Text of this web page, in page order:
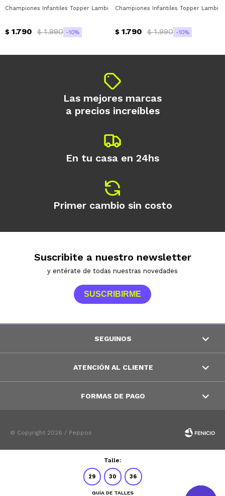
Talle:
29 30 36
GUÍA DE TALLES
Championes Infantiles Topper Lambi Topper - Gris
$ 1.790 $ 1.990 10
Championes Infantiles Topper Lambi
$ 1.790 $ 1.990 10
Las mejores marcas
a precios increíbles
En tu casa en 24hs
Primer cambio sin costo
Suscribite a nuestro newsletter
y entérate de todas nuestras novedades
SUSCRIBIRME
SEGUINOS
ATENCIÓN AL CLIENTE
FORMAS DE PAGO
© Copyright 2026 / Peppos